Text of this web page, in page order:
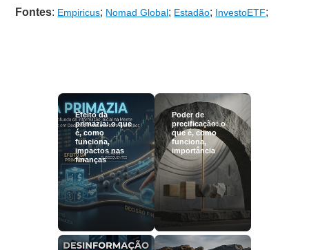
Fontes: Empiricus; Nomad Global; Estadão; InvestoETF;
Efeito da
primazia: o que
é, como
funciona,
impactos nas
finanças
Poder de
precificação: o
que é, como
funciona,
importância